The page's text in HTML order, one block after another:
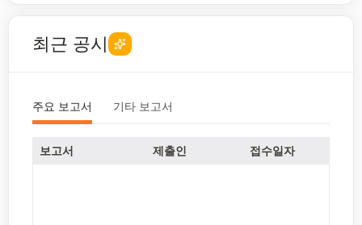
최근 공시
주요 보고서 기타 보고서
보고서 제출인 접수일자